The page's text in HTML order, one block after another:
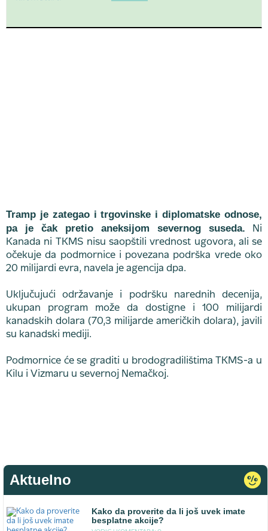
Tramp je zategao i trgovinske i diplomatske odnose,
pa je čak pretio aneksijom severnog suseda. Ni
Kanada ni TKMS nisu saopštili vrednost ugovora, ali se
očekuje da podmornice i povezana podrška vrede oko
20 milijardi evra, navela je agencija dpa.
Uključujući održavanje i podršku narednih decenija,
ukupan program može da dostigne i 100 milijardi
kanadskih dolara (70,3 milijarde američkih dolara), javili
su kanadski mediji.
Podmornice će se graditi u brodogradilištima TKMS-a u
Kilu i Vizmaru u severnoj Nemačkoj.
Aktuelno
Kako da proverite da li još uvek imate
besplatne akcije?